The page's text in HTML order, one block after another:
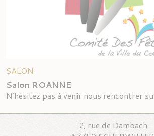
SALON
Salon ROANNE
2, rue de Dambach